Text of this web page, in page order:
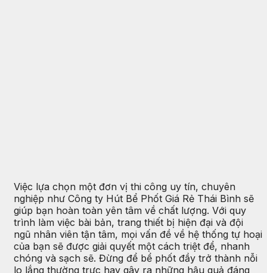
Việc lựa chọn một đơn vị thi công uy tín, chuyên
nghiệp như Công ty Hút Bể Phốt Giá Rẻ Thái Bình sẽ
giúp bạn hoàn toàn yên tâm về chất lượng. Với quy
trình làm việc bài bản, trang thiết bị hiện đại và đội
ngũ nhân viên tận tâm, mọi vấn đề về hệ thống tự hoại
của bạn sẽ được giải quyết một cách triệt để, nhanh
chóng và sạch sẽ. Đừng để bể phốt đầy trở thành nỗi
lo lắng thường trực hay gây ra những hậu quả đáng